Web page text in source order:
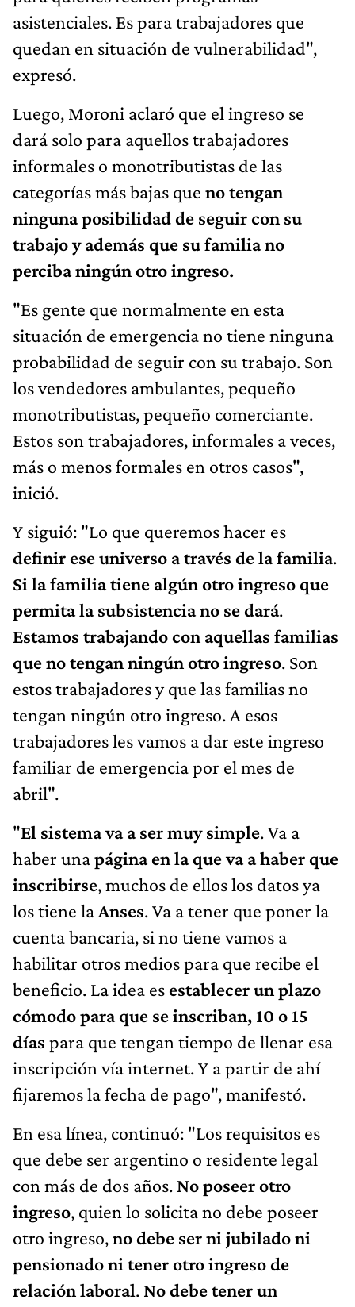
asistenciales. Es para trabajadores que
quedan en situación de vulnerabilidad",
expresó.
Luego, Moroni aclaró que el ingreso se
dará solo para aquellos trabajadores
informales o monotributistas de las
categorías más bajas que no tengan
ninguna posibilidad de seguir con su
trabajo y además que su familia no
perciba ningún otro ingreso.
"Es gente que normalmente en esta
situación de emergencia no tiene ninguna
probabilidad de seguir con su trabajo. Son
los vendedores ambulantes, pequeño
monotributistas, pequeño comerciante.
Estos son trabajadores, informales a veces,
más o menos formales en otros casos",
inició.
Y siguió: "Lo que queremos hacer es
definir ese universo a través de la familia.
Si la familia tiene algún otro ingreso que
permita la subsistencia no se dará.
Estamos trabajando con aquellas familias
que no tengan ningún otro ingreso. Son
estos trabajadores y que las familias no
tengan ningún otro ingreso. A esos
trabajadores les vamos a dar este ingreso
familiar de emergencia por el mes de
abril".
"El sistema va a ser muy simple. Va a
haber unapágina en la que va a haber que
inscribirse, muchos de ellos los datos ya
los tiene laAnses. Va a tener que poner la
cuenta bancaria, si no tiene vamos a
habilitar otros medios para que recibe el
beneficio. La idea es establecer un plazo
cómodo para que se inscriban, 10 o 15
días para que tengan tiempo de llenar esa
inscripción vía internet. Y a partir de ahí
fijaremos la fecha de pago", manifestó.
En esa línea, continuó: "Los requisitos es
que debe ser argentino o residente legal
con más de dos años. No poseer otro
ingreso, quien lo solicita no debe poseer
otro ingreso,no debe ser ni jubilado ni
pensionado ni tener otro ingreso de
relación laboral. No debe tener un